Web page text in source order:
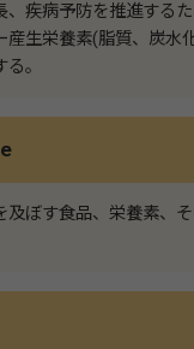
、疾病予防を推進する
産生栄養素(脂質、炭水
。
及ぼす食品、栄養素、